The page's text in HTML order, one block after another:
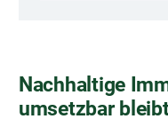
Nachhaltige
umsetzbar